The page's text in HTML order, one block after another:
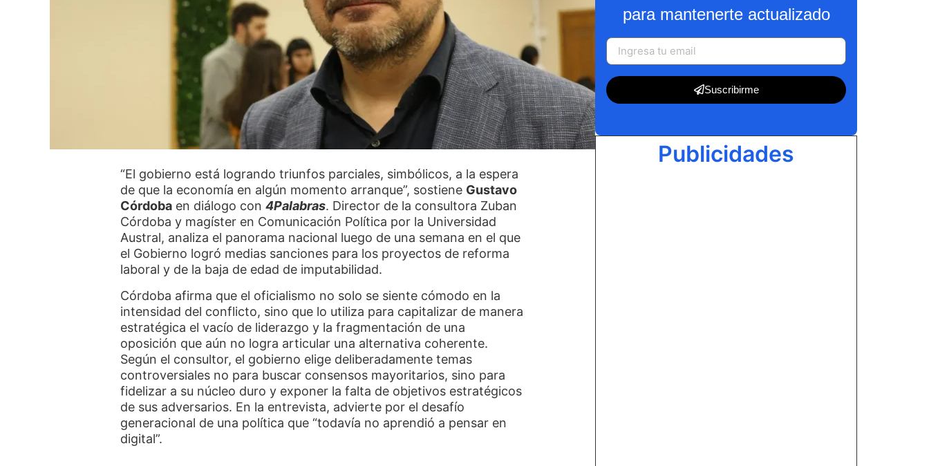
“El gobierno está logrando triunfos parciales, simbólicos, a la espera
de que la economía en algún momento arranque”, sostiene Gustavo
Córdoba en diálogo con4Palabras. Director de la consultora Zuban
Córdoba y magíster en Comunicación Política por la Universidad
Austral, analiza el panorama nacional luego de una semana en el que
el Gobierno logró medias sanciones para los proyectos de reforma
laboral y de la baja de edad de imputabilidad.
Córdoba afirma que el oficialismo no solo se siente cómodo en la
intensidad del conflicto, sino que lo utiliza para capitalizar de manera
estratégica el vacío de liderazgo y la fragmentación de una
oposición que aún no logra articular una alternativa coherente.
Según el consultor, el gobierno elige deliberadamente temas
controversiales no para buscar consensos mayoritarios, sino para
fidelizar a su núcleo duro y exponer la falta de objetivos estratégicos
de sus adversarios. En la entrevista, advierte por el desafío
generacional de una política que “todavía no aprendió a pensar en
digital”.
para mantenerte actualizado
Suscribirme
Publicidades